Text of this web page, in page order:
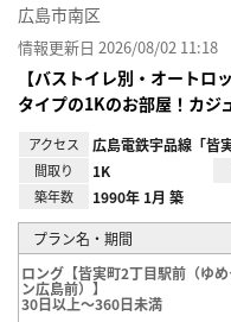
広島市南区
情報更新日 2026/08/02 11:18
【バストイレ別・オートロ
タイプの1Kのお部屋！カジ
アクセス 広島電鉄宇品線「皆
間取り 1K
築年数 1990年 1月 築
プラン名・期間
ロング【皆実町2丁目駅前（ゆ
ン広島前）】
30日以上～360日未満